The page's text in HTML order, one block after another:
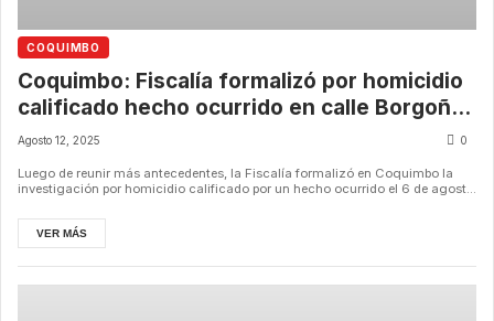
COQUIMBO
Coquimbo: Fiscalía formalizó por homicidio
calificado hecho ocurrido en calle Borgoño
con Lira
Agosto 12, 2025 0
Luego de reunir más antecedentes, la Fiscalía formalizó en Coquimbo la
investigación por homicidio calificado por un hecho ocurrido el 6 de agost...
VER MÁS